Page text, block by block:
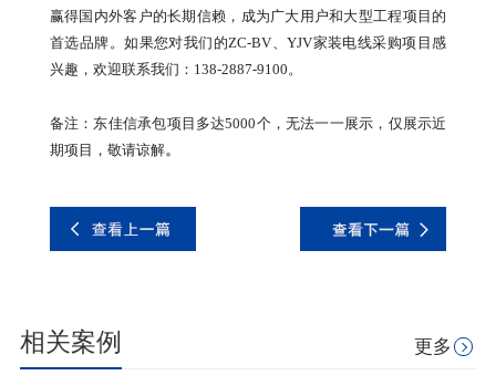
赢得国内外客户的长期信赖，成为广大用户和大型工程项目的
首选品牌。如果您对我们的ZC-BV、YJV家装电线采购项目感
兴趣，欢迎联系我们：138-2887-9100。
备注：东佳信承包项目多达5000个，无法一一展示，仅展示近
期项目，敬请谅解。
相关案例 更多